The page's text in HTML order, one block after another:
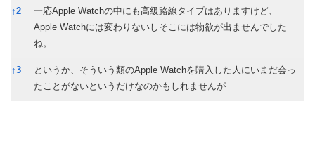
↑2
一応Apple Watchの中にも高級路線タイプはありますけど、
Apple Watchには変わりないしそこには物欲が出ませんでした
ね。
↑3
というか、そういう類のApple Watchを購入した人にいまだ会っ
たことがないというだけなのかもしれませんが